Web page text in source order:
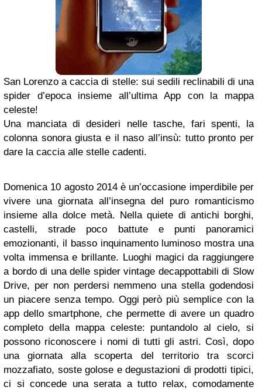
San Lorenzo a caccia di stelle: sui sedili reclinabili di una
spider d’epoca insieme all’ultima App con la mappa
celeste!
Una manciata di desideri nelle tasche, fari spenti, la
colonna sonora giusta e il naso all’insù: tutto pronto per
dare la caccia alle stelle cadenti.
Domenica 10 agosto 2014 è un’occasione imperdibile per
vivere una giornata all’insegna del puro romanticismo
insieme alla dolce metà. Nella quiete di antichi borghi,
castelli, strade poco battute e punti panoramici
emozionanti, il basso inquinamento luminoso mostra una
volta immensa e brillante. Luoghi magici da raggiungere
a bordo di una delle spider vintage decappottabili di Slow
Drive, per non perdersi nemmeno una stella godendosi
un piacere senza tempo. Oggi però più semplice con la
app dello smartphone, che permette di avere un quadro
completo della mappa celeste: puntandolo al cielo, si
possono riconoscere i nomi di tutti gli astri. Così, dopo
una giornata alla scoperta del territorio tra scorci
mozzafiato, soste golose e degustazioni di prodotti tipici,
ci si concede una serata a tutto relax, comodamente